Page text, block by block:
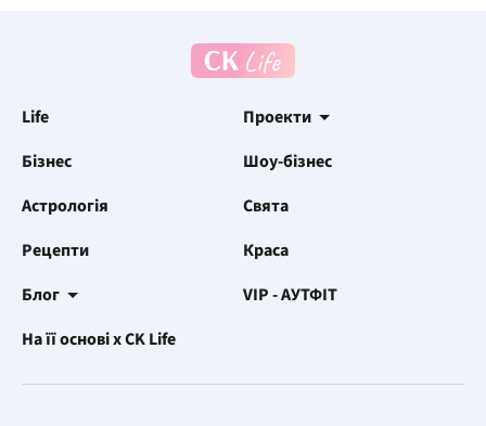
Life
Проекти
Бізнес
Шоу-бізнес
Астрологія
Свята
Рецепти
Краса
Блог
VIP - АУТФІТ
На її основі x CK Life